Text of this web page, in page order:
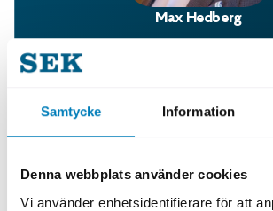
Samtycke Information
Denna webbplats använder cookies
Vi använder enhetsidentifierare för att
Max Hedberg
08-613 85 56